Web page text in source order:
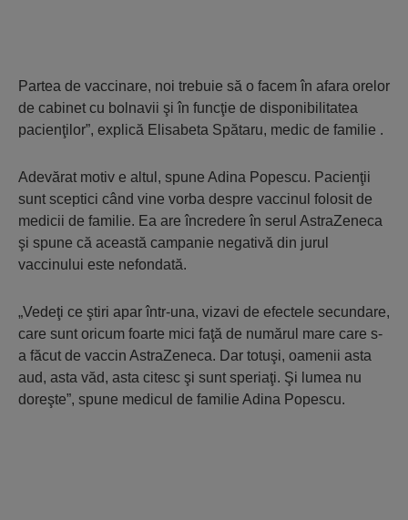
Partea de vaccinare, noi trebuie să o facem în afara orelor
de cabinet cu bolnavii şi în funcţie de disponibilitatea
pacienţilor”, explică Elisabeta Spătaru, medic de familie .
Adevărat motiv e altul, spune Adina Popescu. Pacienţii
sunt sceptici când vine vorba despre vaccinul folosit de
medicii de familie. Ea are încredere în serul AstraZeneca
şi spune că această campanie negativă din jurul
vaccinului este nefondată.
„Vedeţi ce ştiri apar într-una, vizavi de efectele secundare,
care sunt oricum foarte mici faţă de numărul mare care s-
a făcut de vaccin AstraZeneca. Dar totuşi, oamenii asta
aud, asta văd, asta citesc şi sunt speriaţi. Şi lumea nu
doreşte”, spune medicul de familie Adina Popescu.